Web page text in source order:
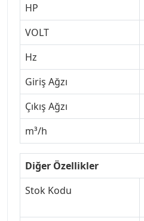
HP
VOLT
Hz
Giriş Ağzı
Çıkış Ağzı
m³/h
Diğer Özellikler
Stok Kodu